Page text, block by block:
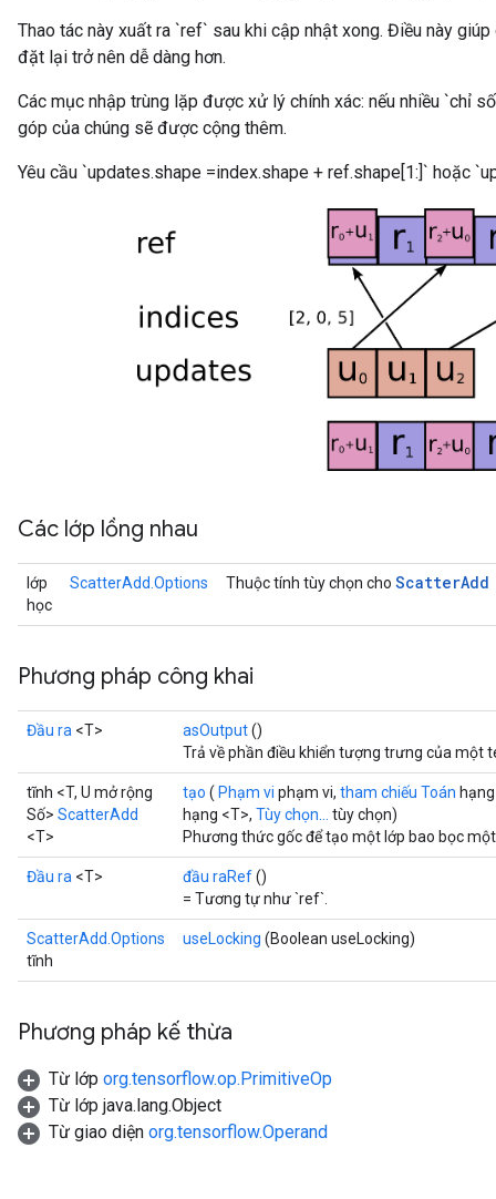
Thao tác này xuất ra `ref` sau khi cập nhật xong. Điều này
đặt lại trở nên dễ dàng hơn.
Các mục nhập trùng lặp được xử lý chính xác: nếu nhiều `chỉ
góp của chúng sẽ được cộng thêm.
Yêu cầu `updates.shape =index.shape + ref.shape[1:]` hoặc
Các lớp lồng nhau
lớp
học
ScatterAdd.Options Thuộc tính tùy chọn cho ScatterAdd
Phương pháp công khai
Đầu ra <T> asOutput()
Trả về phần điều khiển tượng trưng của một
tĩnh <T, U mở rộng
Số> ScatterAdd
<T>
tạo ( Phạm vi phạm vi, tham chiếu Toán
hạng <T>, Tùy chọn... tùy chọn)
Phương thức gốc để tạo một lớp bao bọc
Đầu ra <T> đầu raRef()
= Tương tự như `ref`.
ScatterAdd.Options
tĩnh
useLocking (Boolean useLocking)
Phương pháp kế thừa
Từ lớp org.tensorflow.op.PrimitiveOp
Từ lớp java.lang.Object
Từ giao diện org.tensorflow.Operand